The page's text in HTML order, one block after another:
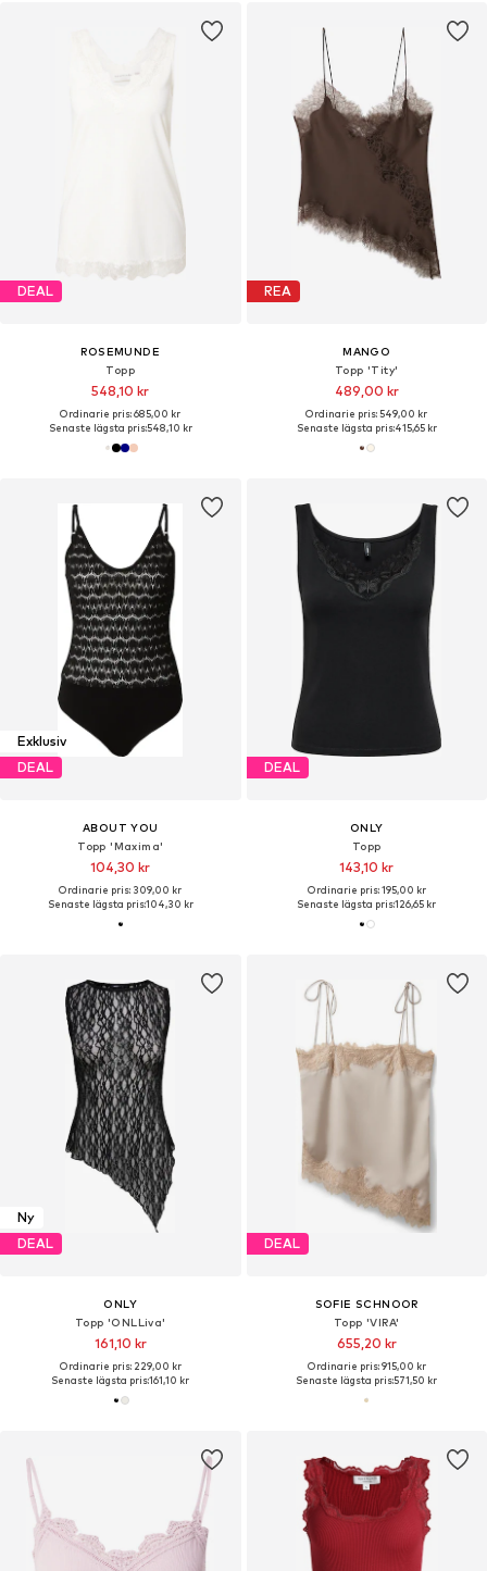
DEAL
ROSEMUNDE
Topp
548,10 kr
Ordinarie pris: 685,00 kr
Senaste lägsta pris:548,10 kr
REA
MANGO
Topp 'Tity'
489,00 kr
Ordinarie pris: 549,00 kr
Senaste lägsta pris:415,65 kr
Exklusiv
DEAL
ABOUT YOU
Topp 'Maxima'
104,30 kr
Ordinarie pris: 309,00 kr
Senaste lägsta pris:104,30 kr
DEAL
ONLY
Topp
143,10 kr
Ordinarie pris: 195,00 kr
Senaste lägsta pris:126,65 kr
Ny
DEAL
ONLY
Topp 'ONLLiva'
161,10 kr
Ordinarie pris: 229,00 kr
Senaste lägsta pris:161,10 kr
DEAL
SOFIE SCHNOOR
Topp 'VIRA'
655,20 kr
Ordinarie pris: 915,00 kr
Senaste lägsta pris:571,50 kr